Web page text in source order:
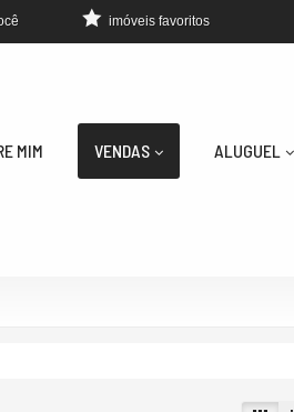
imóveis favoritos
MIM VENDAS ALUGUEL